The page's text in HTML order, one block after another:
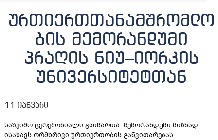
ურთიერთთანამშრომლო
ბის მემორანდუმი
პრაღის ნიუ–იორკის
უნივერსიტეტთან
11 იანვარი
საზეიმო ცერემონიალი გაიმართა. მემორანდუმი მიზნად
ისახავს ორმხრივი ურთიერთობის განვითარებას.